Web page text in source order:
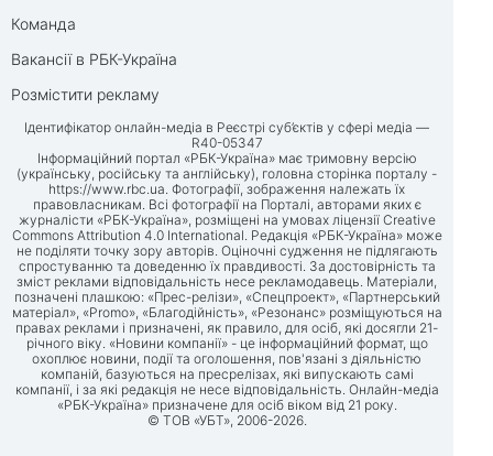
Команда
Вакансії в РБК-Україна
Розмістити рекламу
Ідентифікатор онлайн-медіа в Реєстрі суб’єктів у сфері медіа —
R40-05347
Інформаційний портал «РБК-Україна» має тримовну версію
(українську, російську та англійську), головна сторінка порталу -
https://www.rbc.ua. Фотографії, зображення належать їх
правовласникам. Всі фотографії на Порталі, авторами яких є
журналісти «РБК-Україна», розміщені на умовах ліцензії Creative
Commons Attribution 4.0 International. Редакція «РБК-Україна» може
не поділяти точку зору авторів. Оціночні судження не підлягають
спростуванню та доведенню їх правдивості. За достовірність та
зміст реклами відповідальність несе рекламодавець. Матеріали,
позначені плашкою: «Прес-релізи», «Спецпроект», «Партнерський
матеріал», «Promo», «Благодійність», «Резонанс» розміщуються на
правах реклами і призначені, як правило, для осіб, які досягли 21-
річного віку. «Новини компанії» - це інформаційний формат, що
охоплює новини, події та оголошення, пов'язані з діяльністю
компаній, базуються на пресрелізах, які випускають самі
компанії, і за які редакція не несе відповідальність. Онлайн-медіа
«РБК-Україна» призначене для осіб віком від 21 року.
© ТОВ «УБТ», 2006-2026.